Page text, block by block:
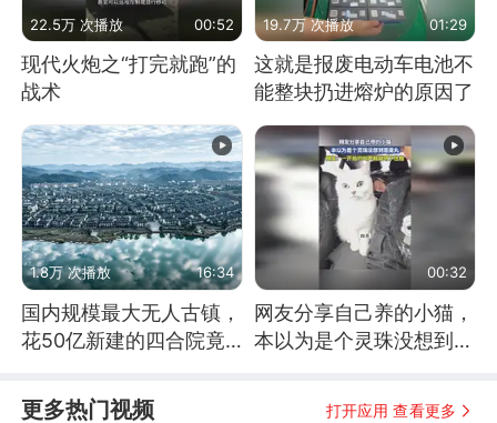
22.5万 次播放 00:52
现代火炮之“打完就跑”的
战术
19.7万 次播放 01:29
这就是报废电动车电池不
能整块扔进熔炉的原因了
1.8万 次播放 16:34
国内规模最大无人古镇，
花50亿新建的四合院竟
00:32
网友分享自己养的小猫，
本以为是个灵珠没想到是
更多热门视频 打开应用 查看更多